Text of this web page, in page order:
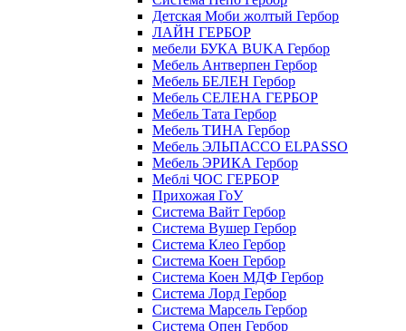
Детская Моби жолтый Гербор
ЛАЙН ГЕРБОР
мебели БУКА BUKA Гербор
Мебель Антверпен Гербор
Мебель БЕЛЕН Гербор
Мебель СЕЛЕНА ГЕРБОР
Мебель Тата Гербор
Мебель ТИНА Гербор
Мебель ЭЛЬПАССО ELPASSO
Мебель ЭРИКА Гербор
Меблі ЧОС ГЕРБОР
Прихожая ГоУ
Система Вайт Гербор
Система Вушер Гербор
Система Клео Гербор
Система Коен Гербор
Система Коен МДФ Гербор
Система Лорд Гербор
Система Марсель Гербор
Система Опен Гербор